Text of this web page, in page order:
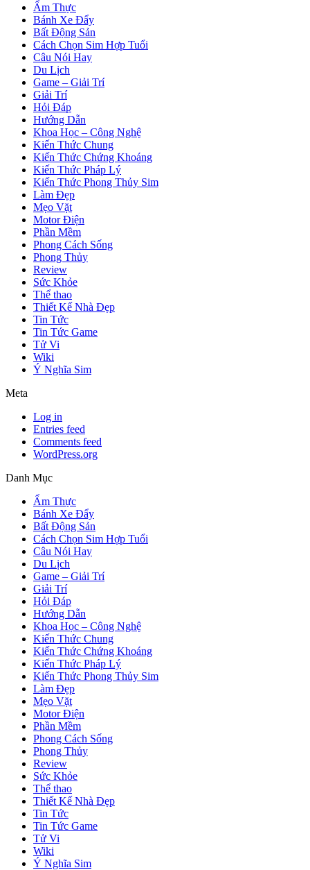
Ẩm Thực
Bánh Xe Đẩy
Bất Động Sản
Cách Chọn Sim Hợp Tuổi
Câu Nói Hay
Du Lịch
Game – Giải Trí
Giải Trí
Hỏi Đáp
Hướng Dẫn
Khoa Học – Công Nghệ
Kiến Thức Chung
Kiến Thức Chứng Khoáng
Kiến Thức Pháp Lý
Kiến Thức Phong Thủy Sim
Làm Đẹp
Mẹo Vặt
Motor Điện
Phần Mềm
Phong Cách Sống
Phong Thủy
Review
Sức Khỏe
Thể thao
Thiết Kế Nhà Đẹp
Tin Tức
Tin Tức Game
Tử Vi
Wiki
Ý Nghĩa Sim
Meta
Log in
Entries feed
Comments feed
WordPress.org
Danh Mục
Ẩm Thực
Bánh Xe Đẩy
Bất Động Sản
Cách Chọn Sim Hợp Tuổi
Câu Nói Hay
Du Lịch
Game – Giải Trí
Giải Trí
Hỏi Đáp
Hướng Dẫn
Khoa Học – Công Nghệ
Kiến Thức Chung
Kiến Thức Chứng Khoáng
Kiến Thức Pháp Lý
Kiến Thức Phong Thủy Sim
Làm Đẹp
Mẹo Vặt
Motor Điện
Phần Mềm
Phong Cách Sống
Phong Thủy
Review
Sức Khỏe
Thể thao
Thiết Kế Nhà Đẹp
Tin Tức
Tin Tức Game
Tử Vi
Wiki
Ý Nghĩa Sim